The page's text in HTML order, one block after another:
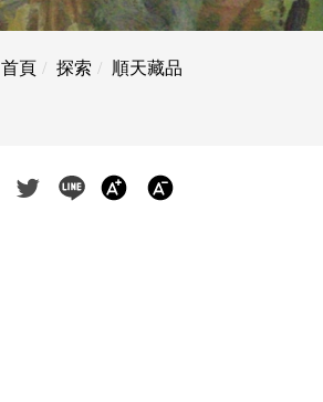
首頁 探索 順天藏品